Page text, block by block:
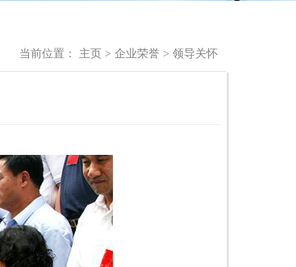
当前位置： 主页 > 企业荣誉> 领导关怀